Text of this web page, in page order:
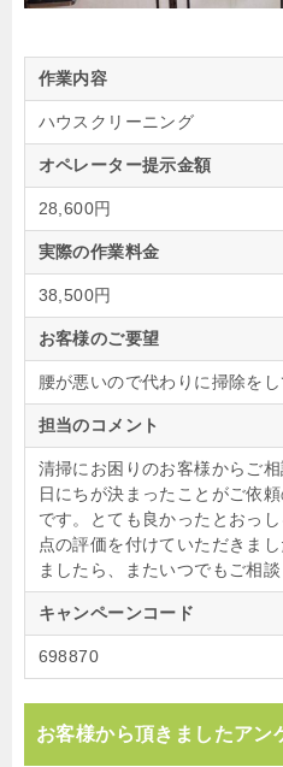
作業内容
ハウスクリーニング
オペレーター提示金額
28,600円
実際の作業料金
38,500円
お客様のご要望
腰が悪いので代わりに掃除を
担当のコメント
清掃にお困りのお客様からご
日にちが決まったことがご依
です。とても良かったとおっ
点の評価を付けていただきま
ましたら、またいつでもご相談
キャンペーンコード
698870
お客様から頂きましたアン